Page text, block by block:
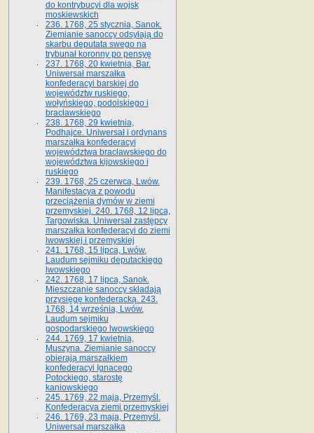
do kontrybucyi dla wojsk
moskiewskich
236. 1768, 25 stycznia, Sanok.
Ziemianie sanoccy odsyłają do
skarbu deputata swego na
trybunał koronny po pensyę
237. 1768, 20 kwietnia, Bar.
Uniwersał marszałka
konfederacyi barskiej do
województw ruskiego,
wołyńskiego, podolskiego i
bracławskiego
238. 1768, 29 kwietnia,
Podhajce. Uniwersał i ordynans
marszałka konfederacyi
województwa bracławskiego do
wo­jewództwa kijowskiego i
ruskiego
239. 1768, 25 czerwca, Lwów.
Manifestacya z powodu
przeciążenia dymów w ziemi
przemyskiej. 240. 1768, 12 lipca,
Targowiska. Uniwersał zastępcy
marszałka konfederacyi do ziemi
lwowskiej i przemyskiej
241. 1768, 15 lipca, Lwów.
Laudum sejmiku deputackiego
lwowskiego
242. 1768, 17 lipca, Sanok.
Mieszczanie sanoccy składają
przysięgę konfederacką. 243.
1768, 14 września, Lwów.
Laudum sejmiku
gospodarskiego lwowskiego
244. 1769, 17 kwietnia,
Muszyna. Ziemianie sanoccy
obierają marszałkiem
konfederacyi Ignacego
Potockiego, starostę
kaniowskiego
245. 1769, 22 maja, Przemyśl.
Konfederacya ziemi przemyskiej
246. 1769, 23 maja, Przemyśl.
Uniwersał marszałka